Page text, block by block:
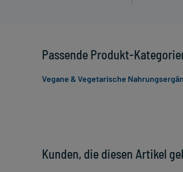
Kunden, die diesen Artikel
Passende Produkt-
Vegane & Vegetarische